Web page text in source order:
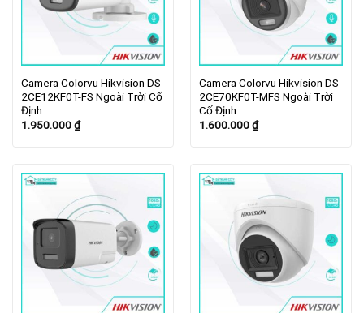
Camera Colorvu Hikvision DS-
2CE12KF0T-FS Ngoài Trời Cố
Định
1.950.000₫
Camera Colorvu Hikvision DS-
2CE70KF0T-MFS Ngoài Trời
Cố Định
1.600.000₫